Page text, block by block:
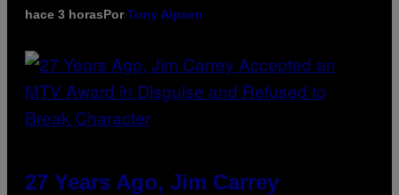
hace 3 horasPorTony Alpsen
27 Years Ago, Jim Carrey